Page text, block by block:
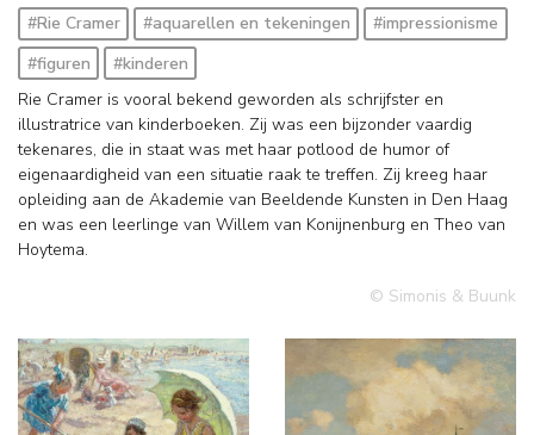
#Rie Cramer #aquarellen en tekeningen
#impressionisme
#figuren
#kinderen
Rie Cramer is vooral bekend geworden als schrijfster en
illustratrice van kinderboeken. Zij was een bijzonder vaardig
tekenares, die in staat was met haar potlood de humor of
eigenaardigheid van een situatie raak te treffen. Zij kreeg haar
opleiding aan de Akademie van Beeldende Kunsten in Den Haag
en was een leerlinge van Willem van Konijnenburg en Theo van
Hoytema.
© Simonis & Buunk